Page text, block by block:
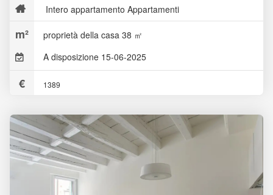
Intero appartamento Appartamenti
proprietà della casa 38 ㎡
A disposizione 15-06-2025
1389